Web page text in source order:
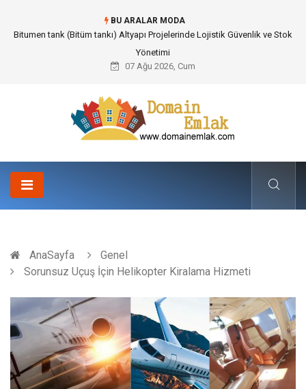
BU ARALAR MODA
Güvenilir Chip Satışı: Kesintisiz Poker Deneyimi İçin Profesyonel Destek
07 Ağu 2026, Cum
AnaSayfa
Genel
Sorunsuz Uçuş İçin Helikopter Kiralama Hizmeti